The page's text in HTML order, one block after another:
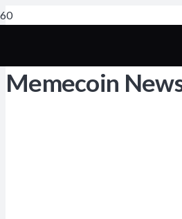
Memecoin